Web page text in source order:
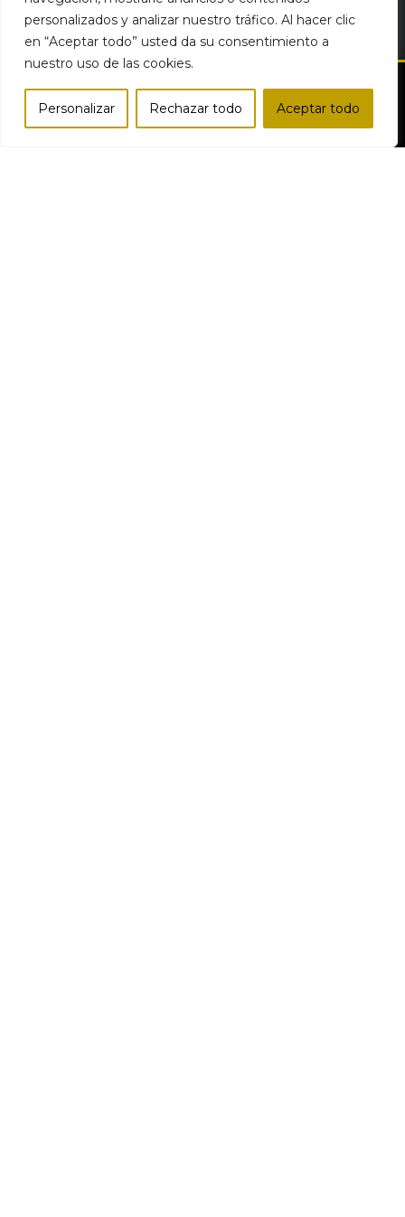
personalizados y analizar nuestro tráfico. Al hacer clic
en “Aceptar todo” usted da su consentimiento a
nuestro uso de las cookies.
Personalizar Rechazar todo Aceptar todo